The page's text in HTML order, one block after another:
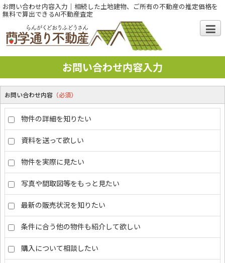
お問い合わせ内容入力｜相続した土地建物、ご所有の不動産の推定価格を
無料で算出できるAI不動産査定
お問い合わせ内容入力
お問い合わせ内容 （必須）
物件の詳細を知りたい
資料を送って欲しい
物件を実際に見たい
写真や間取図等をもっと見たい
最新の販売状況を知りたい
条件に合う他の物件も紹介して欲しい
購入について相談したい